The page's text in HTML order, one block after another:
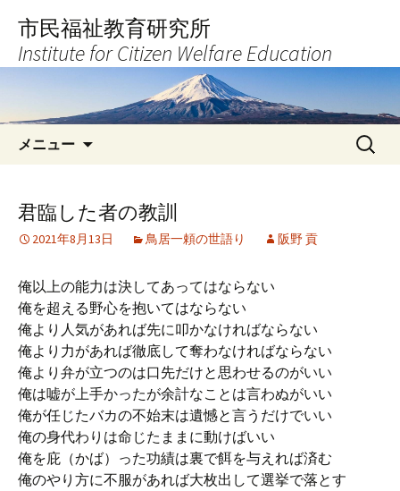
へ
キ
市民福祉教育研究所
Institute for Citizen Welfare Education
メニュー
検
索:
君臨した者の教訓
2021年8月13日 鳥居一頼の世語り 阪野 貢
俺以上の能力は決してあってはならない
俺を超える野心を抱いてはならない
俺より人気があれば先に叩かなければならない
俺より力があれば徹底して奪わなければならない
俺より弁が立つのは口先だけと思わせるのがいい
俺は嘘が上手かったが余計なことは言わぬがいい
俺が任じたバカの不始末は遺憾と言うだけでいい
俺の身代わりは命じたままに動けばいい
俺を庇（かば）った功績は裏で餌を与えれば済む
俺のやり方に不服があれば大枚出して選挙で落とす